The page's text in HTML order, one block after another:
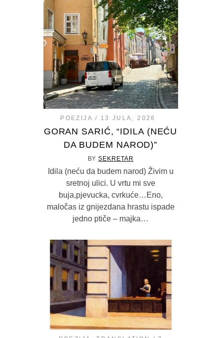
13 JULA, 2026
GORAN SARIĆ, “IDILA (NEĆU
DA BUDEM NAROD)”
BYSEKRETAR
Idila (neću da budem narod) Živim u
sretnoj ulici. U vrtu mi sve
buja,pjevucka, cvrkuće…Eno,
maločas iz gnijezdana hrastu ispade